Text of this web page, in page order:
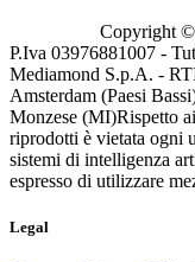
Copyright
P.Iva 03976881007 -
Mediamond S.p.A. -
Amsterdam (Paesi
Monzese (MI)Rispetto
riprodotti è vietata ogni
sistemi di intelligenza
espresso di utilizzare
Legal